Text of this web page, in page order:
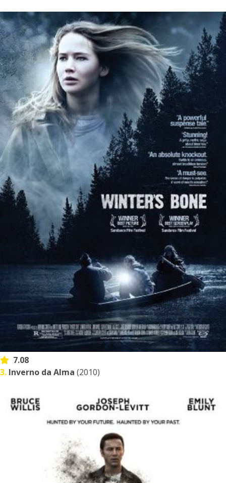
7.08
3. Inverno da Alma (2010)